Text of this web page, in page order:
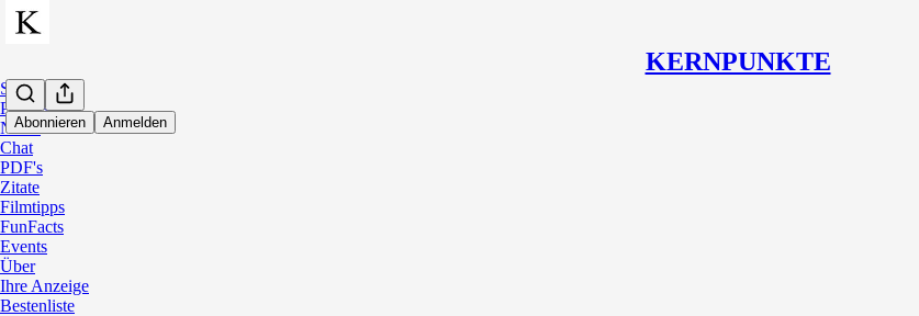
KERNPUNKTE
Abonnieren Anmelden
Startseite
Podcast
Notes
Chat
PDF's
Zitate
Filmtipps
FunFacts
Events
Über
Ihre Anzeige
Bestenliste
© 2026 Kirsten Juel
Starten Sie Ihre Substack
App herunterladen
Substack